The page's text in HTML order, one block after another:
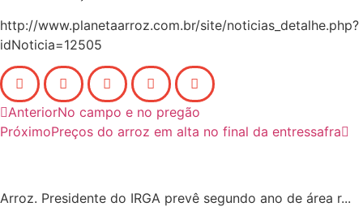
http://www.planetaarroz.com.br/site/noticias_detalhe.php?
idNoticia=12505
AnteriorNo campo e no pregão
PróximoPreços do arroz em alta no final da entressafra
Arroz. Presidente do IRGA prevê segundo ano de área r...